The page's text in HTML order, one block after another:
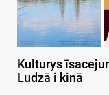
Kulturys
Ludzā i kinā